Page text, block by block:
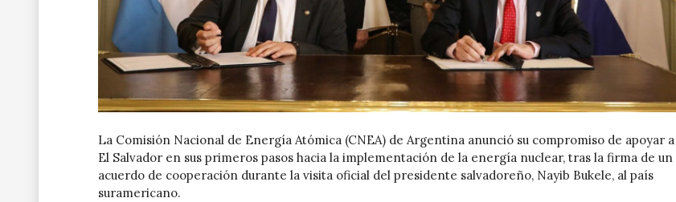
La Comisión Nacional de Energía Atómica (CNEA) de Argentina anunció su compromiso de apoyar a
El Salvador en sus primeros pasos hacia la implementación de la energía nuclear, tras la firma de un
acuerdo de cooperación durante la visita oficial del presidente salvadoreño, Nayib Bukele, al país
suramericano.